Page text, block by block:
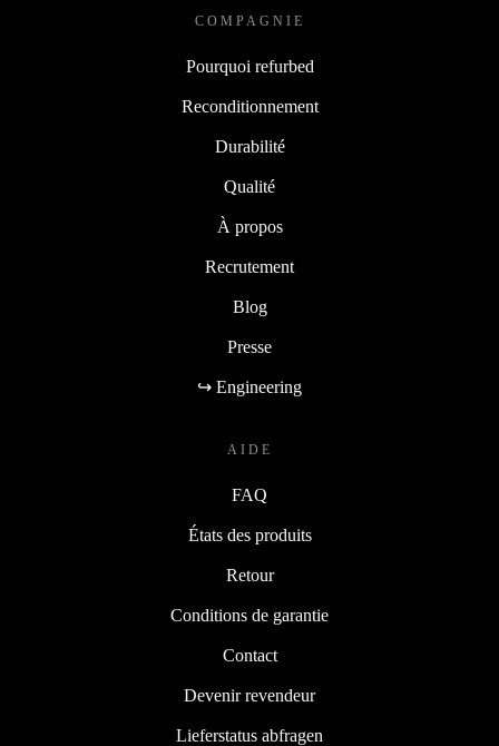
COMPAGNIE
Pourquoi refurbed
Reconditionnement
Durabilité
Qualité
À propos
Recrutement
Blog
Presse
↪ Engineering
AIDE
FAQ
États des produits
Retour
Conditions de garantie
Contact
Devenir revendeur
Lieferstatus abfragen